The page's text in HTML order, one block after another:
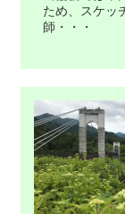
ため、スケッ
師・・・